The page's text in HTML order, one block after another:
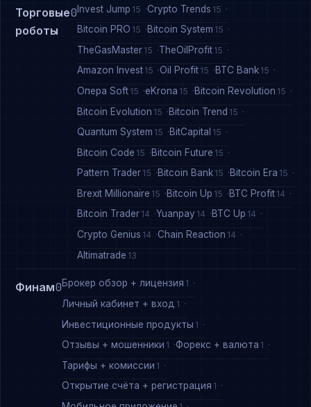
Торговые
роботы
0Invest Jump 15 Crypto Trends 15
Bitcoin PRO 15 Bitcoin System 15
TheGasMaster 15 TheOilProfit 15
Amazon Invest 15 Oil Profit 15 BTC Bank 15
Опера Soft 15 eKrona 15 Bitcoin Revolution 15
Bitcoin Evolution 15 Bitcoin Trend 15
Quantum System 15 BitCapital 15
Bitcoin Code 15 Bitcoin Future 15
Pattern Trader 15 Bitcoin Bank 15 Bitcoin Era 15
Brexit Millionaire 15 Bitcoin Up 15 BTC Profit 14
Bitcoin Trader 14 Yuanpay 14 BTC Up 14
Crypto Genius 14 Chain Reaction 14
Altimatrade 13
Финам0Брокер обзор + лицензия 1
Личный кабинет + вход 1
Инвестиционные продукты 1
Отзывы + мошенники 1 Форекс + валюта 1
Тарифы + комиссии 1
Открытие счёта + регистрация 1